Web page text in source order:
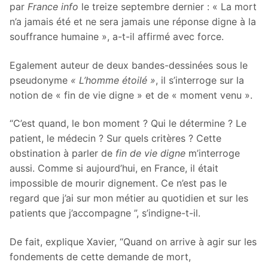
par France info le treize septembre dernier : « La mort
n’a jamais été et ne sera jamais une réponse digne à la
souffrance humaine », a-t-il affirmé avec force.
Egalement auteur de deux bandes-dessinées sous le
pseudonyme « L’homme étoilé », il s’interroge sur la
notion de « fin de vie digne » et de « moment venu ».
“C’est quand, le bon moment ? Qui le détermine ? Le
patient, le médecin ? Sur quels critères ? Cette
obstination à parler de fin de vie digne m’interroge
aussi. Comme si aujourd’hui, en France, il était
impossible de mourir dignement. Ce n’est pas le
regard que j’ai sur mon métier au quotidien et sur les
patients que j’accompagne ”, s’indigne-t-il.
De fait, explique Xavier, “Quand on arrive à agir sur les
fondements de cette demande de mort,